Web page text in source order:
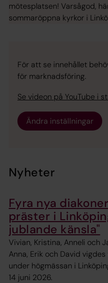
mötesplatsen! Varsågod,
sommar­öppna kyrkor i
För att se innehållet
för marknadsföring.
Se videon på YouTube i
Ändra inställningar
Nyheter
Fyra nya
präster i
jublande känsla"
Vivian, Kristina, Anneli och
Anna, Erik och David
under högmässan i
14 juni 2026.